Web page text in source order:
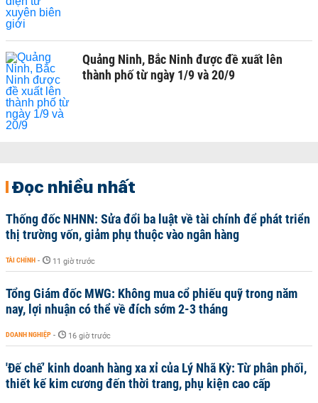
Quảng Ninh, Bắc Ninh được đề xuất lên
thành phố từ ngày 1/9 và 20/9
Đọc nhiều nhất
Thống đốc NHNN: Sửa đổi ba luật về tài chính để phát triển
thị trường vốn, giảm phụ thuộc vào ngân hàng
TÀI CHÍNH - 11 giờ trước
Tổng Giám đốc MWG: Không mua cổ phiếu quỹ trong năm
nay, lợi nhuận có thể về đích sớm 2-3 tháng
DOANH NGHIỆP - 16 giờ trước
'Đế chế’ kinh doanh hàng xa xỉ của Lý Nhã Kỳ: Từ phân phối,
thiết kế kim cương đến thời trang, phụ kiện cao cấp